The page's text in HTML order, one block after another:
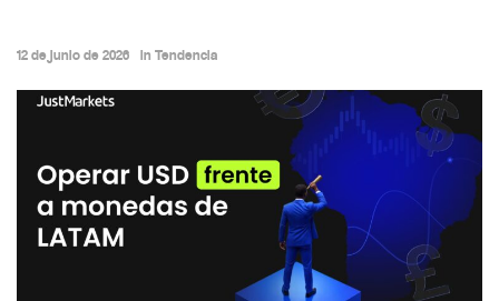
12 de junio de 2026 in Tendencia